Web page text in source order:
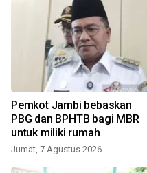
Pemkot Jambi bebaskan
PBG dan BPHTB bagi MBR
untuk miliki rumah
Jumat, 7 Agustus 2026